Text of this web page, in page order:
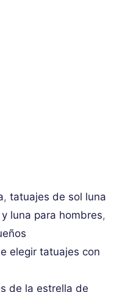
,tatuajes de sol luna
luna para hombres,
elegir tatuajes con
de la estrella de